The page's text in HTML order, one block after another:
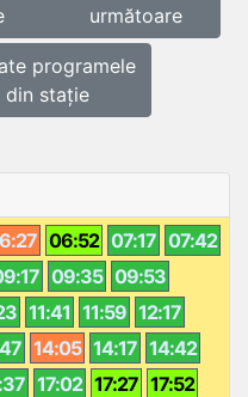
următoare
programele
din stație
06:52 07:17 07:42
09:35 09:53
11:41 11:59 12:17
14:05 14:17 14:42
17:02 17:27 17:52